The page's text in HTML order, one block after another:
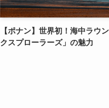
【ポナン】世界初！海中ラウ
クスプローラーズ」の魅力